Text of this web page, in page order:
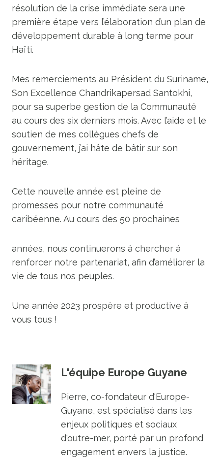
résolution de la crise immédiate sera une
première étape vers l’élaboration d’un plan de
développement durable à long terme pour
Haïti.
Mes remerciements au Président du Suriname,
Son Excellence Chandrikapersad Santokhi,
pour sa superbe gestion de la Communauté
au cours des six derniers mois. Avec l’aide et le
soutien de mes collègues chefs de
gouvernement, j’ai hâte de bâtir sur son
héritage.
Cette nouvelle année est pleine de
promesses pour notre communauté
caribéenne. Au cours des 50 prochaines
années, nous continuerons à chercher à
renforcer notre partenariat, afin d’améliorer la
vie de tous nos peuples.
Une année 2023 prospère et productive à
vous tous !
L'équipe Europe Guyane
Pierre, co-fondateur d'Europe-
Guyane, est spécialisé dans les
enjeux politiques et sociaux
d'outre-mer, porté par un profond
engagement envers la justice.